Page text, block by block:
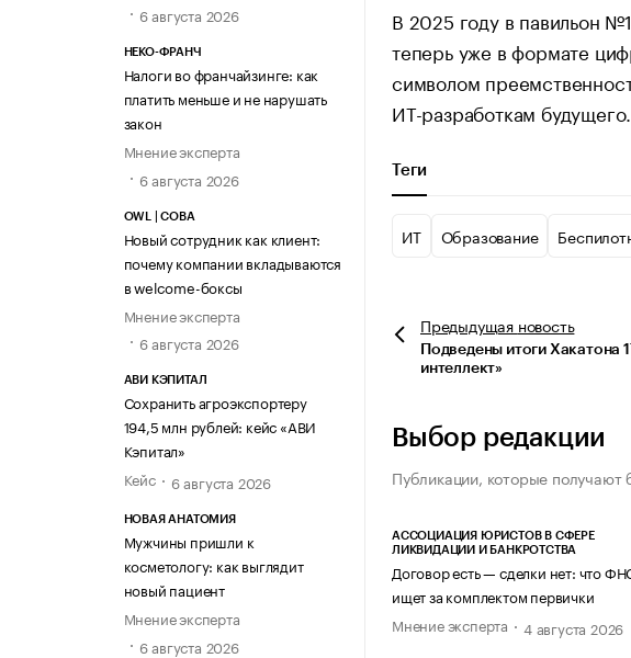
6 августа 2026
НЕКО-ФРАНЧ
Налоги во франчайзинге: как
платить меньше и не нарушать
закон
Мнение эксперта
6 августа 2026
OWL | СОВА
Новый сотрудник как клиент:
почему компании вкладываются
в welcome-боксы
Мнение эксперта
6 августа 2026
АВИ КЭПИТАЛ
Сохранить агроэкспортеру
194,5 млн рублей: кейс «АВИ
Кэпитал»
Кейс
6 августа 2026
НОВАЯ АНАТОМИЯ
Мужчины пришли к
косметологу: как выглядит
новый пациент
Мнение эксперта
6 августа 2026
В 2025 году в павильон
теперь уже в формате
символом
ИТ-разработкам будущего.
Теги
ИТ Образование
Предыдущая новость
Подведены итоги Хакатона
интеллект»
Выбор редакции
Публикации, которые
АССОЦИАЦИЯ ЮРИСТОВ В СФЕРЕ
ЛИКВИДАЦИИ И БАНКРОТСТВА
Договор есть — сделки нет: что
ищет за комплектом первички
Мнение эксперта
4 августа 2026